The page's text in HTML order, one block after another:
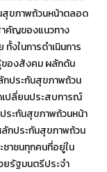
สุขภาพถ้วนหน้าตลอด
คัญของแนวทาง
งในการดำเนินการ
ของสังคม ผลักดัน
กประกันสุขภาพถ้วน
เปลี่ยนประสบการณ์
ระกันสุขภาพถ้วนหน้า
กประกันสุขภาพถ้วน
ชาชนทุกคนที่อยู่ใน
ยรัฐมนตรีประจำ